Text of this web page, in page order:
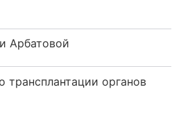
Арбатовой
органов